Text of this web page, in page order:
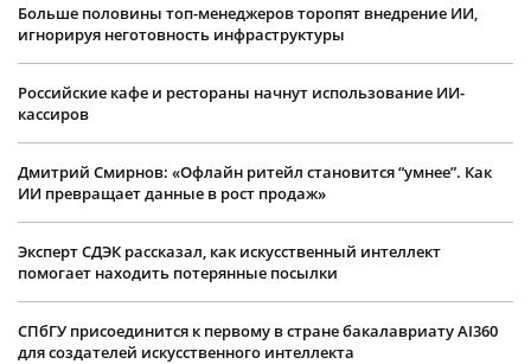
Больше половины топ-менеджеров торопят внедрение ИИ,
игнорируя неготовность инфраструктуры
Российские кафе и рестораны начнут использование ИИ-
кассиров
Дмитрий Смирнов: «Офлайн ритейл становится “умнее”. Как
ИИ превращает данные в рост продаж»
Эксперт СДЭК рассказал, как искусственный интеллект
помогает находить потерянные посылки
СПбГУ присоединится к первому в стране бакалавриату AI360
для создателей искусственного интеллекта